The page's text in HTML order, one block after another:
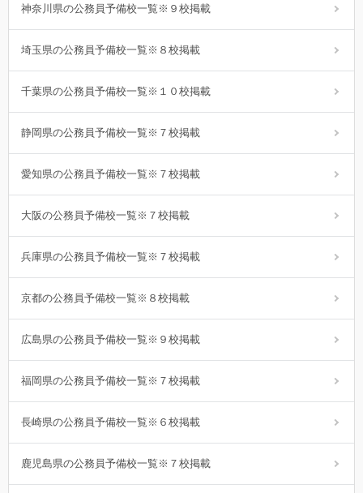
神奈川県の公務員予備校一覧※９校掲載
埼玉県の公務員予備校一覧※８校掲載
千葉県の公務員予備校一覧※１０校掲載
静岡県の公務員予備校一覧※７校掲載
愛知県の公務員予備校一覧※７校掲載
大阪の公務員予備校一覧※７校掲載
兵庫県の公務員予備校一覧※７校掲載
京都の公務員予備校一覧※８校掲載
広島県の公務員予備校一覧※９校掲載
福岡県の公務員予備校一覧※７校掲載
長崎県の公務員予備校一覧※６校掲載
鹿児島県の公務員予備校一覧※７校掲載